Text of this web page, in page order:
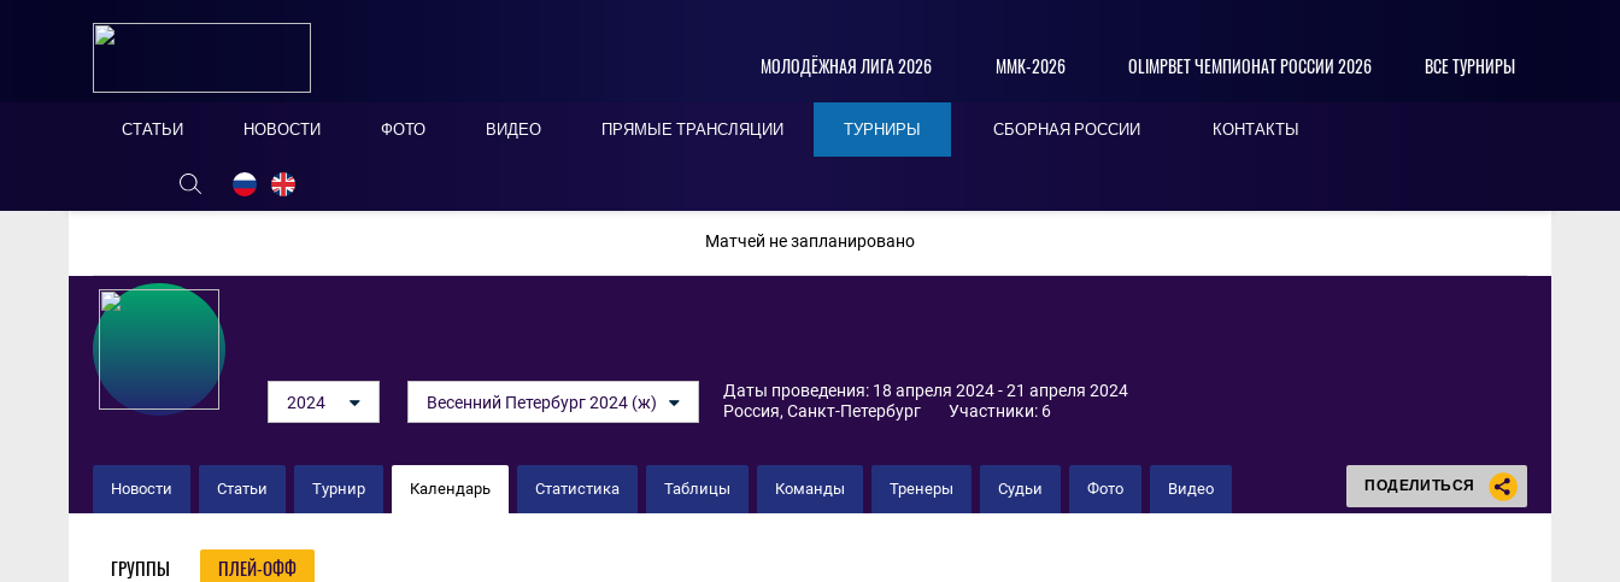
МОЛОДЁЖНАЯ ЛИГА 2026 ММК-2026 OLIMPBET ЧЕМПИОНАТ РОССИИ 2026 ВСЕ ТУРНИРЫ
СТАТЬИ НОВОСТИ ФОТО ВИДЕО ПРЯМЫЕ ТРАНСЛЯЦИИ ТУРНИРЫ СБОРНАЯ РОССИИ КОНТАКТЫ
ОНЛАЙН ТАБЛО СКРЫТЬ
Матчей не запланировано
2024 Весенний Петербург 2024 (ж)
Даты проведения: 18 апреля 2024 - 21 апреля 2024
Россия, Санкт-Петербург
Участники: 6
Новости Статьи Турнир Календарь Статистика Таблицы Команды Тренеры Судьи Фото Видео ПОДЕЛИТЬСЯ
ГРУППЫ ПЛЕЙ-ОФФ